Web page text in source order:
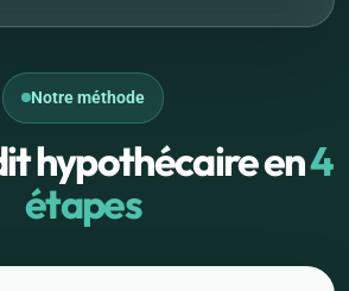
Notre méthode
hypothécaire en4
étapes